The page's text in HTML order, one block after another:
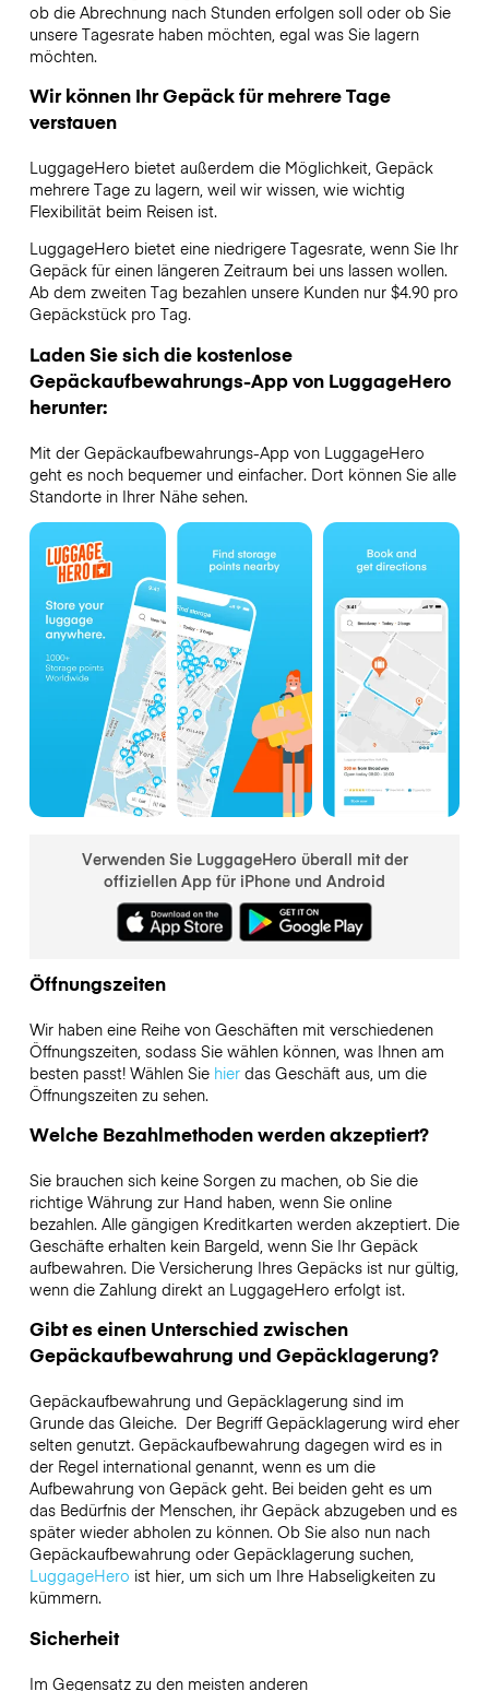
ob die Abrechnung nach Stunden erfolgen soll oder ob Sie
unsere Tagesrate haben möchten, egal was Sie lagern
möchten.
Wir können Ihr Gepäck für mehrere Tage
verstauen
LuggageHero bietet außerdem die Möglichkeit, Gepäck
mehrere Tage zu lagern, weil wir wissen, wie wichtig
Flexibilität beim Reisen ist.
LuggageHero bietet eine niedrigere Tagesrate, wenn Sie Ihr
Gepäck für einen längeren Zeitraum bei uns lassen wollen.
Ab dem zweiten Tag bezahlen unsere Kunden nur $4.90 pro
Gepäckstück pro Tag.
Laden Sie sich die kostenlose
Gepäckaufbewahrungs-App von LuggageHero
herunter:
Mit der Gepäckaufbewahrungs-App von LuggageHero
geht es noch bequemer und einfacher. Dort können Sie alle
Standorte in Ihrer Nähe sehen.
Verwenden Sie LuggageHero überall mit der
offiziellen App für iPhone und Android
Öffnungszeiten
Wir haben eine Reihe von Geschäften mit verschiedenen
Öffnungszeiten, sodass Sie wählen können, was Ihnen am
besten passt! Wählen Sie hierdas Geschäft aus, um die
Öffnungszeiten zu sehen.
Welche Bezahlmethoden werden akzeptiert?
Sie brauchen sich keine Sorgen zu machen, ob Sie die
richtige Währung zur Hand haben, wenn Sie online
bezahlen. Alle gängigen Kreditkarten werden akzeptiert. Die
Geschäfte erhalten kein Bargeld, wenn Sie Ihr Gepäck
aufbewahren. Die Versicherung Ihres Gepäcks ist nur gültig,
wenn die Zahlung direkt an LuggageHero erfolgt ist.
Gibt es einen Unterschied zwischen
Gepäckaufbewahrung und Gepäcklagerung?
Gepäckaufbewahrung und Gepäcklagerung sind im
Grunde das Gleiche. Der Begriff Gepäcklagerung wird eher
selten genutzt. Gepäckaufbewahrung dagegen wird es in
der Regel international genannt, wenn es um die
Aufbewahrung von Gepäck geht. Bei beiden geht es um
das Bedürfnis der Menschen, ihr Gepäck abzugeben und es
später wieder abholen zu können. Ob Sie also nun nach
Gepäckaufbewahrung oder Gepäcklagerung suchen,
LuggageHero ist hier, um sich um Ihre Habseligkeiten zu
kümmern.
Sicherheit
Im Gegensatz zu den meisten anderen